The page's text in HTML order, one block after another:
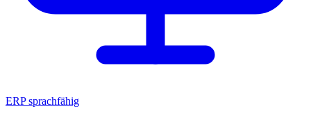
ERP sprachfähig